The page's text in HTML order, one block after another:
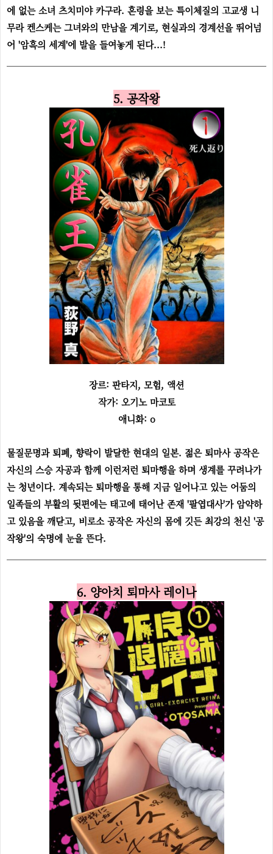
에 없는 소녀 츠치미야 카구라. 혼령을 보는 특이체질의 고교생 니
무라 켄스케는 그녀와의 만남을 계기로, 현실과의 경계선을 뛰어넘
어 '암흑의 세계'에 발을 들여놓게 된다...!
5. 공작왕
장르: 판타지, 모험, 액션
작가: 오기노 마코토
애니화: o
물질문명과 퇴폐, 향락이 발달한 현대의 일본. 젊은 퇴마사 공작은
자신의 스승 자공과 함께 이런저런 퇴마행을 하며 생계를 꾸려나가
는 청년이다. 계속되는 퇴마행을 통해 지금 일어나고 있는 어둠의
일족들의 부활의 뒷편에는 태고에 태어난 존재 '팔엽대사'가 암약하
고 있음을 깨닫고, 비로소 공작은 자신의 몸에 깃든 최강의 천신 '공
작왕'의 숙명에 눈을 뜬다.
6. 양아치 퇴마사 레이나